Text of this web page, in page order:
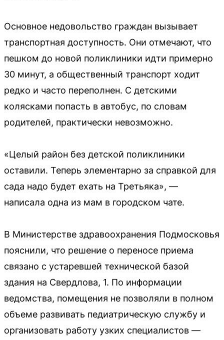
Основное недовольство граждан вызывает
транспортная доступность. Они отмечают, что
пешком до новой поликлиники идти примерно
30 минут, а общественный транспорт ходит
редко и часто переполнен. С детскими
колясками попасть в автобус, по словам
родителей, практически невозможно.
«Целый район без детской поликлиники
оставили. Теперь элементарно за справкой для
сада надо будет ехать на Третьяка», —
написала одна из мам в городском чате.
В Министерстве здравоохранения Подмосковья
пояснили, что решение о переносе приема
связано с устаревшей технической базой
здания на Свердлова, 1. По информации
ведомства, помещения не позволяли в полном
объеме развивать педиатрическую службу и
организовать работу узких специалистов —